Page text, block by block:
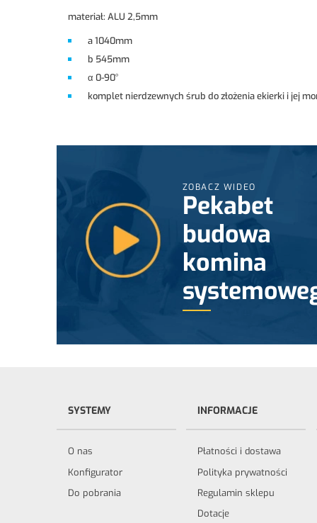
materiał: ALU 2,5mm
a 1040mm
b 545mm
α 0-90°
komplet nierdzewnych śrub do złożenia ekierki i jej
ZOBACZ WIDEO
Pekabet
budowa
komina
SYSTEMY
O nas
Konfigurator
Do pobrania
INFORMACJE
Płatności i dostawa
Polityka prywatności
Regulamin sklepu
Dotacje